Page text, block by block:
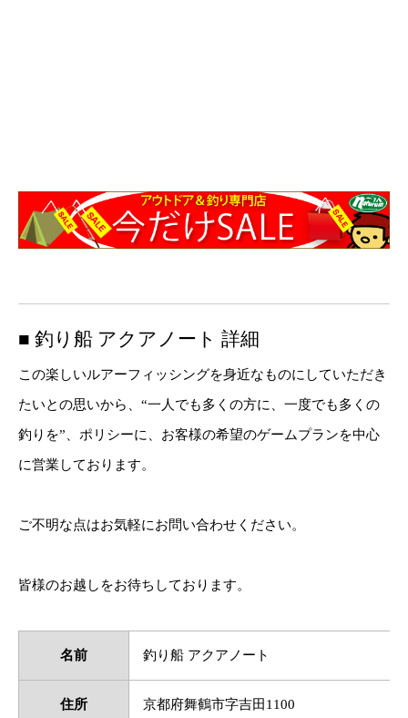
■ 釣り船 アクアノート 詳細
この楽しいルアーフィッシングを身近なものにしていただき
たいとの思いから、“一人でも多くの方に、一度でも多くの
釣りを”、ポリシーに、お客様の希望のゲームプランを中心
に営業しております。
ご不明な点はお気軽にお問い合わせください。
皆様のお越しをお待ちしております。
名前 釣り船 アクアノート
住所 京都府舞鶴市字吉田1100